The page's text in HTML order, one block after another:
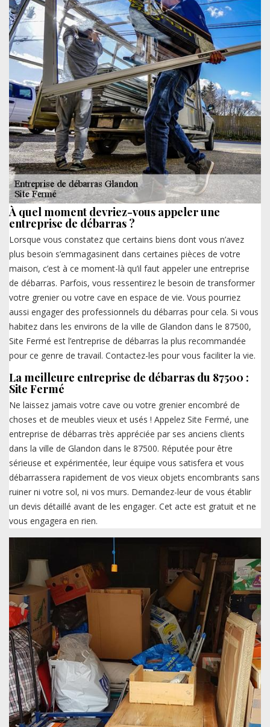
À quel moment devriez-vous appeler une
entreprise de débarras ?
Lorsque vous constatez que certains biens dont vous n’avez
plus besoin s’emmagasinent dans certaines pièces de votre
maison, c’est à ce moment-là qu’il faut appeler une entreprise
de débarras. Parfois, vous ressentirez le besoin de transformer
votre grenier ou votre cave en espace de vie. Vous pourriez
aussi engager des professionnels du débarras pour cela. Si vous
habitez dans les environs de la ville de Glandon dans le 87500,
Site Fermé est l’entreprise de débarras la plus recommandée
pour ce genre de travail. Contactez-les pour vous faciliter la vie.
La meilleure entreprise de débarras du 87500 :
Site Fermé
Ne laissez jamais votre cave ou votre grenier encombré de
choses et de meubles vieux et usés ! Appelez Site Fermé, une
entreprise de débarras très appréciée par ses anciens clients
dans la ville de Glandon dans le 87500. Réputée pour être
sérieuse et expérimentée, leur équipe vous satisfera et vous
débarrassera rapidement de vos vieux objets encombrants sans
ruiner ni votre sol, ni vos murs. Demandez-leur de vous établir
un devis détaillé avant de les engager. Cet acte est gratuit et ne
vous engagera en rien.